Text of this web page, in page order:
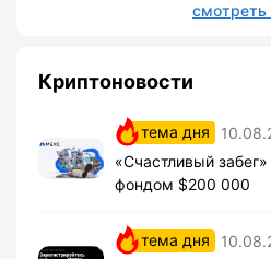
смотреть
Криптоновости
тема дня
«Счастливый
фондом $200 000
тема дня